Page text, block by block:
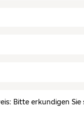
Bitte erkundigen